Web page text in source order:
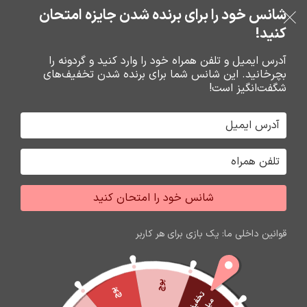
خرید قسطی با ترب‌پی
عبور به ناوبری
رفتن به محتوای اصلی
0 ریال
خانه نرم افزار حسابداري هلو هلو
فروشگاه نوین تراشه گنجی
پوچ
پوچ
شانس خود را برای برنده شدن جایزه امتحان
کنید!
آدرس ایمیل و تلفن همراه خود را وارد کنید و گردونه را
بچرخانید. این شانس شما برای برنده شدن تخفیف‌های
شگفت‌انگیز است!
شانس خود را امتحان کنید
قوانین داخلی ما: یک بازی برای هر کاربر